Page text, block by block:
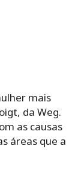
mais
da Weg.
as causas
áreas que a